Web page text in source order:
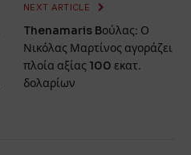
NEXT ARTICLE
Thenamaris Bούλας: Ο
Νικόλας Μαρτίνος αγοράζει
πλοία αξίας 100 εκατ.
δολαρίων